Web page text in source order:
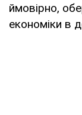
ймовірно,
економіки в